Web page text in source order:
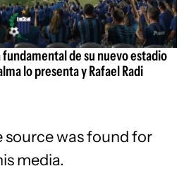
de su nuevo estadio
lo presenta y Rafael Radi
was found for
media.